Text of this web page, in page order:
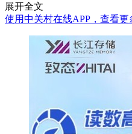
展开全文
使用中关村在线APP，查看更